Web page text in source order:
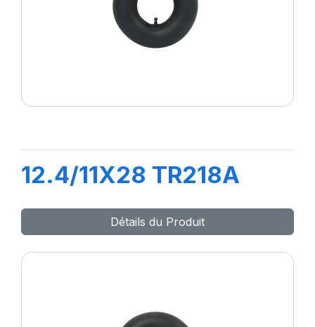
12.4/11X28 TR218A
Détails du Produit